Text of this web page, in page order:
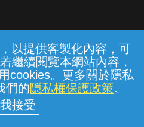
以提供客製化內容，可
繼續閱覽本網站內容，
cookies。更多關於隱私
們的隱私權保護政策。
服務條款 隱私權保護
公司個人家庭分公司
© 2026
{{notifyMsg}}